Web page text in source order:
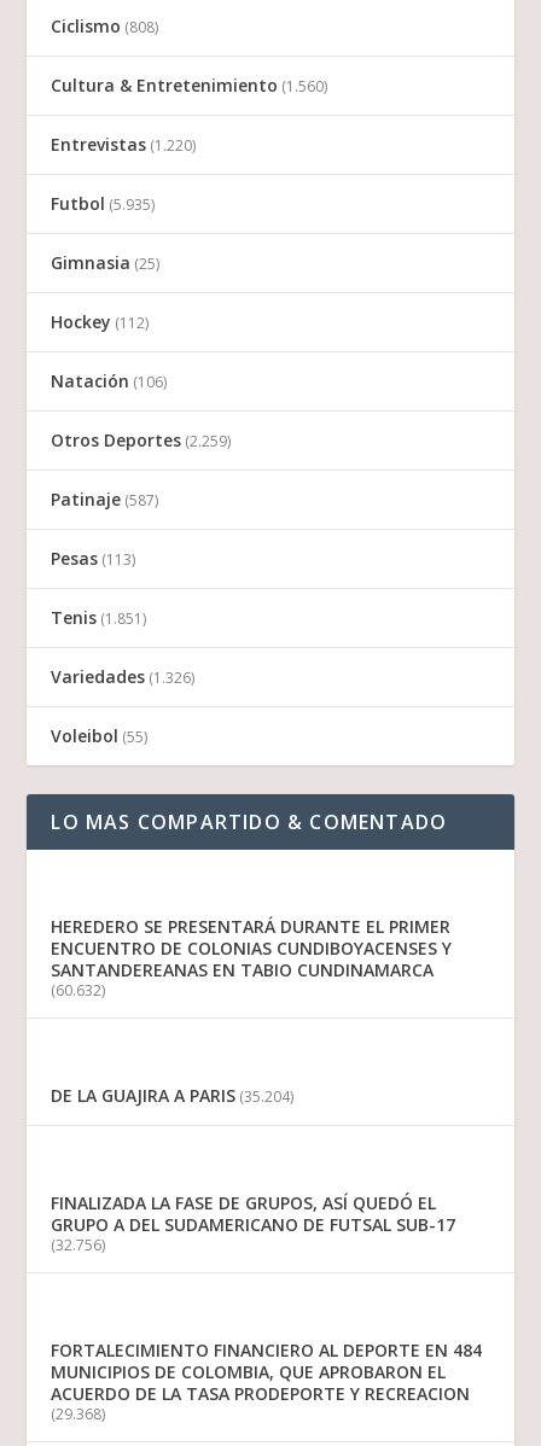
Ciclismo (808)
Cultura & Entretenimiento (1.560)
Entrevistas (1.220)
Futbol (5.935)
Gimnasia (25)
Hockey (112)
Natación (106)
Otros Deportes (2.259)
Patinaje (587)
Pesas (113)
Tenis (1.851)
Variedades (1.326)
Voleibol (55)
LO MAS COMPARTIDO & COMENTADO
HEREDERO SE PRESENTARÁ DURANTE EL PRIMER
ENCUENTRO DE COLONIAS CUNDIBOYACENSES Y
SANTANDEREANAS EN TABIO CUNDINAMARCA
(60.632)
DE LA GUAJIRA A PARIS (35.204)
FINALIZADA LA FASE DE GRUPOS, ASÍ QUEDÓ EL
GRUPO A DEL SUDAMERICANO DE FUTSAL SUB-17
(32.756)
FORTALECIMIENTO FINANCIERO AL DEPORTE EN 484
MUNICIPIOS DE COLOMBIA, QUE APROBARON EL
ACUERDO DE LA TASA PRODEPORTE Y RECREACION
(29.368)